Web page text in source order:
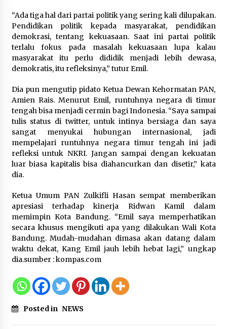
7 Agustus 2026
KKM Universitas Bina Bangsa
Kelompok 83 Laksanakan
Pendampingan Pembuatan Spanduk
Sebagai Upaya Memperkuat
Pemasaran UMKM di Desa Cempaka
6 Agustus 2026
Jaga Kebugaran Petugas, Lapas
Kelas I Tangerang Gelar Cek
Kesehatan Gratis dan Skrining TB
Lanjutan
Kemenkum Malut Dorong
Perlindungan Hak Cipta Musik di Era
Digital, Sosialisasikan Pencatatan
Gratis dan Penguatan Royalti
6 Agustus 2026
Dikunjungi PWI, Wawan Fauzi: Peran
Media Bisa Berdampak Besar
“Ada tiga hal dari partai politik yang sering kali dilupakan.
Pendidikan politik kepada masyarakat, pendidikan
demokrasi, tentang kekuasaan. Saat ini partai politik
terlalu fokus pada masalah kekuasaan lupa kalau
masyarakat itu perlu dididik menjadi lebih dewasa,
demokratis, itu refleksinya,” tutur Emil.
Dia pun mengutip pidato Ketua Dewan Kehormatan PAN,
Amien Rais. Menurut Emil, runtuhnya negara di timur
tengah bisa menjadi cermin bagi Indonesia. “Saya sampai
tulis status di twitter, untuk intinya bersiaga dan saya
sangat menyukai hubungan internasional, jadi
mempelajari runtuhnya negara timur tengah ini jadi
refleksi untuk NKRI. Jangan sampai dengan kekuatan
luar biasa kapitalis bisa diahancurkan dan disetir,” kata
dia.
Ketua Umum PAN Zulkifli Hasan sempat memberikan
apresiasi terhadap kinerja Ridwan Kamil dalam
memimpin Kota Bandung. “Emil saya memperhatikan
secara khusus mengikuti apa yang dilakukan Wali Kota
Bandung. Mudah-mudahan dimasa akan datang dalam
waktu dekat, Kang Emil jauh lebih hebat lagi,” ungkap
dia.sumber : kompas.com
Posted in NEWS